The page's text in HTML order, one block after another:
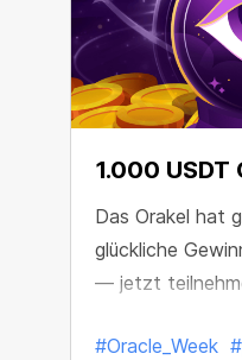
1.000
Das Orakel hat
glückliche
— jetzt
#Oracle_Week